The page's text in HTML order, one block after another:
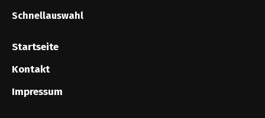
Schnellauswahl
Startseite
Kontakt
Impressum